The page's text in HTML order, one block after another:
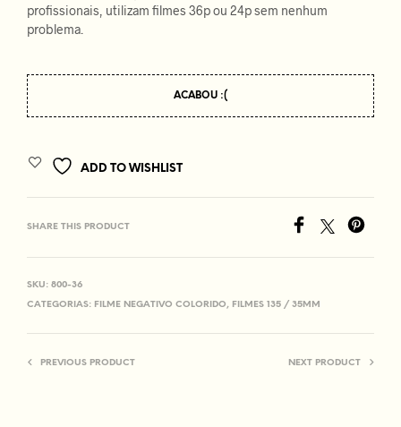
profissionais, utilizam filmes 36p ou 24p sem nenhum
problema.
ACABOU :(
ADD TO WISHLIST
SHARE THIS PRODUCT
SKU: 800-36
CATEGORIAS: FILME NEGATIVO COLORIDO, FILMES 135 / 35MM
PREVIOUS PRODUCT NEXT PRODUCT